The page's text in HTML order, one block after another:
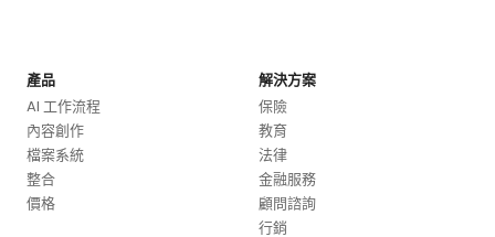
產品
AI 工作流程
內容創作
檔案系統
整合
價格
解決方案
保險
教育
法律
金融服務
顧問諮詢
行銷